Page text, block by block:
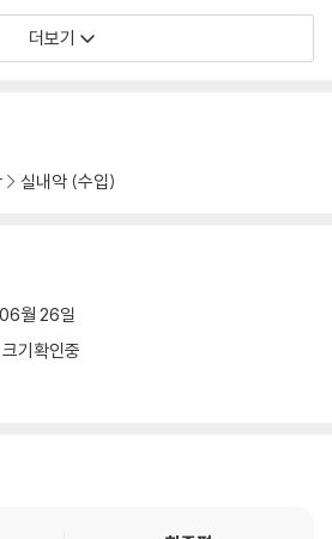
s For Violin) [투명 클
리어 컬러 2LP]
세트]
더보기
실내악 (수입)
월 26일
기확인중